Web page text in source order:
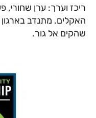
ריכז וערך: ערן שחורי,
שהקים אל גור.